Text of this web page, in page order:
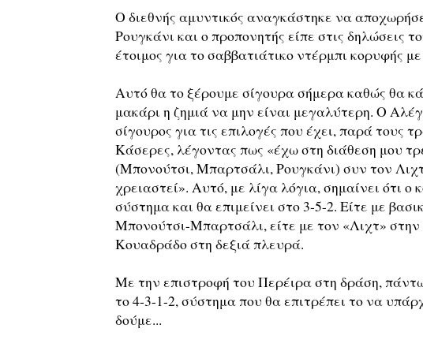
Ο διεθνής αμυντικός αναγκάστηκε να
Ρουγκάνι και ο προπονητής είπε στις δηλώσεις
έτοιμος για το σαββατιάτικο ντέρμπι κορυφής
Αυτό θα το ξέρουμε σίγουρα σήμερα καθώς θα
μακάρι η ζημιά να μην είναι μεγαλύτερη. Ο
σίγουρος για τις επιλογές που έχει, παρά τους
Κάσερες, λέγοντας πως «έχω στη διάθεση μου
(Μπονούτσι, Μπαρτσάλι, Ρουγκάνι) συν τον
χρειαστεί». Αυτό, με λίγα λόγια, σημαίνει ότι ο
σύστημα και θα επιμείνει στο 3-5-2. Είτε με
Μπονούτσι-Μπαρτσάλι, είτε με τον «Λιχτ»
Κουαδράδο στη δεξιά πλευρά.
Με την επιστροφή του Περέιρα στη δράση,
το 4-3-1-2, σύστημα που θα επιτρέπει το να
δούμε...